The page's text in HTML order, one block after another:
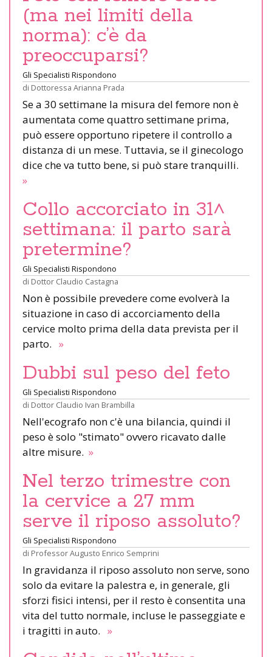
(ma nei limiti della
norma): c’è da
preoccuparsi?
Gli Specialisti Rispondono
di Dottoressa Arianna Prada
Se a 30 settimane la misura del femore non è
aumentata come quattro settimane prima,
può essere opportuno ripetere il controllo a
distanza di un mese. Tuttavia, se il ginecologo
dice che va tutto bene, si può stare tranquilli.
»
Collo accorciato in 31^
settimana: il parto sarà
pretermine?
Gli Specialisti Rispondono
di Dottor Claudio Castagna
Non è possibile prevedere come evolverà la
situazione in caso di accorciamento della
cervice molto prima della data prevista per il
parto. »
Dubbi sul peso del feto
Gli Specialisti Rispondono
di Dottor Claudio Ivan Brambilla
Nell'ecografo non c'è una bilancia, quindi il
peso è solo "stimato" ovvero ricavato dalle
altre misure. »
Nel terzo trimestre con
la cervice a 27 mm
serve il riposo assoluto?
Gli Specialisti Rispondono
di Professor Augusto Enrico Semprini
In gravidanza il riposo assoluto non serve, sono
solo da evitare la palestra e, in generale, gli
sforzi fisici intensi, per il resto è consentita una
vita del tutto normale, incluse le passeggiate e
i tragitti in auto. »